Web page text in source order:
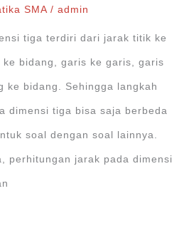
SMA/admin
tiga terdiri dari jarak titik ke
bidang, garis ke garis, garis
ke bidang. Sehingga langkah
dimensi tiga bisa saja berbeda
soal dengan soal lainnya.
perhitungan jarak pada dimensi